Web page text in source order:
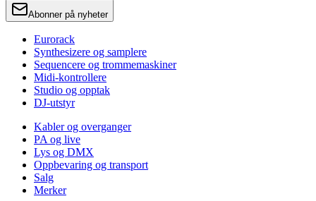
Abonner på nyheter
Eurorack
Synthesizere og samplere
Sequencere og trommemaskiner
Midi-kontrollere
Studio og opptak
DJ-utstyr
Kabler og overganger
PA og live
Lys og DMX
Oppbevaring og transport
Salg
Merker